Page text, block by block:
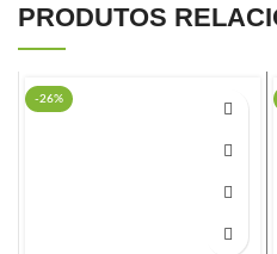
PRODUTOS
-26%